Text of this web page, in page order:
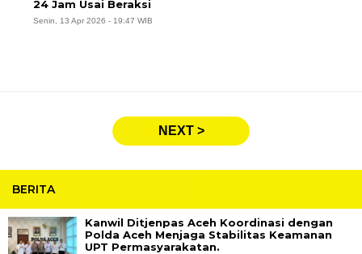
BERITA
Kanwil Ditjenpas Aceh Koordinasi dengan
Polda Aceh Menjaga Stabilitas Keamanan
UPT Permasyarakatan.
24 Jam Usai Beraksi
Senin, 13 Apr 2026 - 19:47 WIB
NEXT >